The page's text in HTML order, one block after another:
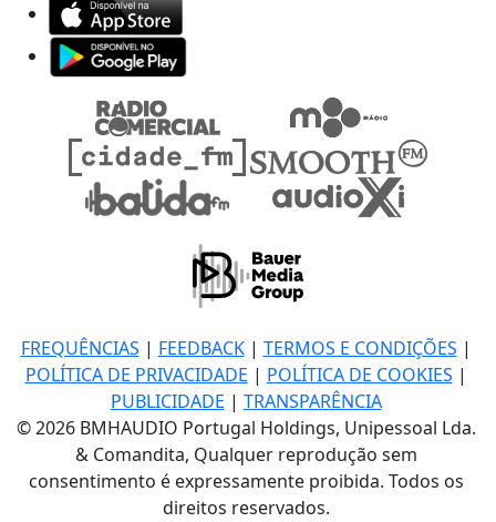
FREQUÊNCIAS | FEEDBACK| TERMOS E CONDIÇÕES |
POLÍTICA DE PRIVACIDADE | POLÍTICA DE COOKIES |
PUBLICIDADE | TRANSPARÊNCIA
© 2026 BMHAUDIO Portugal Holdings, Unipessoal Lda.
& Comandita, Qualquer reprodução sem
consentimento é expressamente proibida. Todos os
direitos reservados.